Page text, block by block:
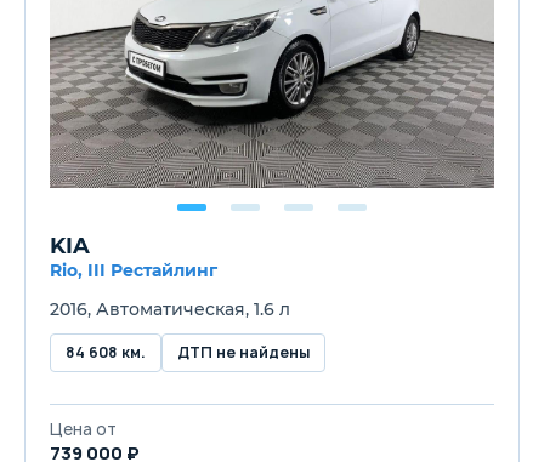
KIA
Rio, III Рестайлинг
2016, Автоматическая, 1.6 л
84 608 км. ДТП не найдены
Цена от
739 000 ₽